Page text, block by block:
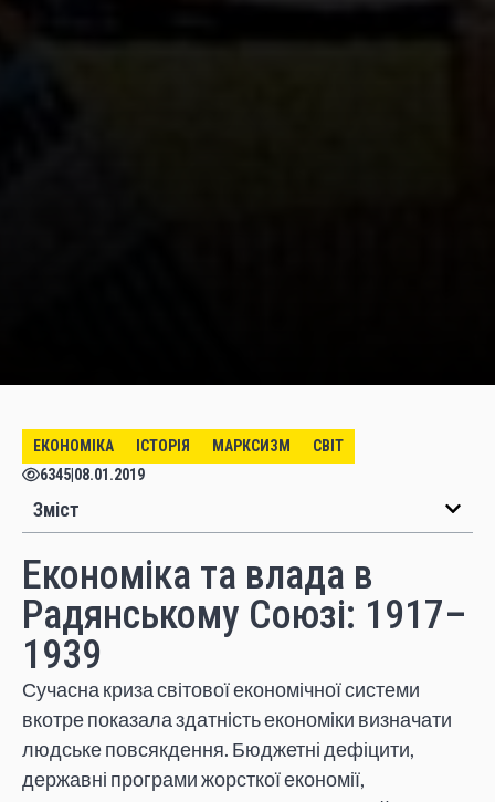
ЕКОНОМІКА ІСТОРІЯ МАРКСИЗМ
СВІТ
6345 08.01.2019
Зміст
Економіка та влада в
Радянському Союзі: 1917–
1939
Сучасна криза світової економічної системи
вкотре показала здатність економіки визначати
людське повсякдення. Бюджетні дефіцити,
державні програми жорсткої економії,